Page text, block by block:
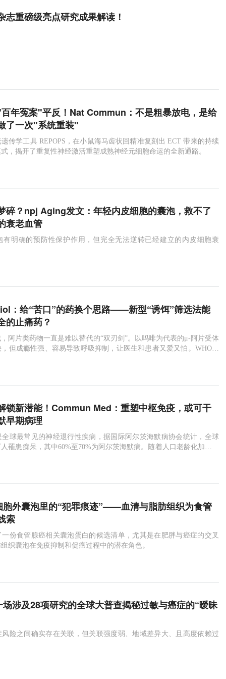
志重磅级亮点研究成果解读！
年冤案"平反！Nat Commun：不是粗暴放电，是给
了一次"系统重装"
传学工具 REPOPS，在小鼠海马齿状回精准复刻出 ECT 带来的持续
，揭开了重复性神经激活重塑成熟神经元细胞命运的全新通路。
碎？npj Aging发文：年轻内皮细胞的囊泡，救不了
衰老血管
有明确的预防性保护作用，但完全无法逆转已经建立的内皮细胞衰
：给“苦口”的药换个思路——新型“诱饵”筛选法能
的止痛药？
阿片类药物一直是难以替代的“双刃剑”。以吗啡为代表的μ-阿片受体
但成瘾性强、容易导致呼吸抑制，让医生和患者又爱又怕。WHO数
锁新潜能！Commun Med：重塑中枢免疫，或可干
早期病理
球最常见的神经退行性疾病，据国际阿尔茨海默病协会统计，全球
罹患痴呆，其中60%至70%为阿尔茨海默病。随着人口老龄化加速，
外囊泡里的“犯罪痕迹”——血清与脂肪组织为食管
索
份食管腺癌相关囊泡蛋白的候选清单，尤其是在肥胖与癌症的交叉
织囊泡在免疫抑制和促癌过程中的潜在角色。
涉及28项研究的全球大普查揭秘过敏与癌症的“暧昧
险之间确实存在关联，但关联强度弱、地域差异大、且高度依赖过